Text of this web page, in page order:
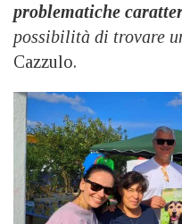
problematiche
possibilità di trovare
Cazzulo.